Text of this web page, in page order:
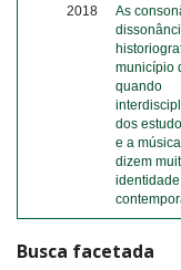
2018
As
município
quando
dos
e a
dizem
Busca facetada